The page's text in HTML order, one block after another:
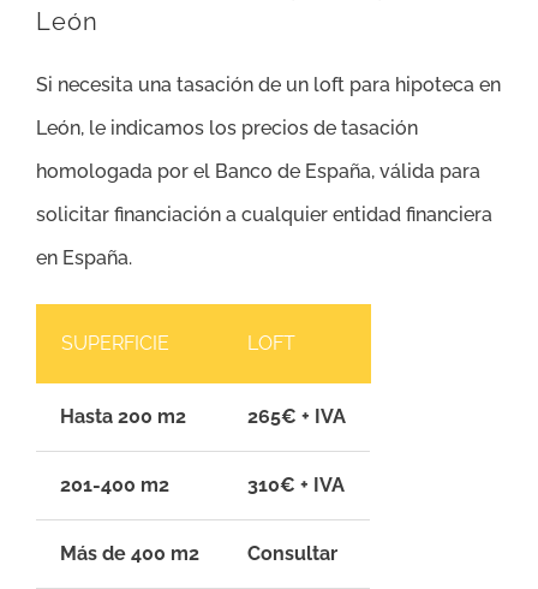
León
Si necesita una tasación de un loft para hipoteca en
León, le indicamos los precios de tasación
homologada por el Banco de España, válida para
solicitar financiación a cualquier entidad financiera
en España.
SUPERFICIE LOFT
Hasta 200 m2 265€ + IVA
201-400 m2 310€ + IVA
Más de 400 m2 Consultar